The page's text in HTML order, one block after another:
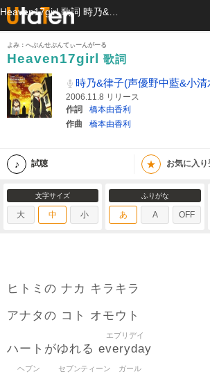
よみ：へぶんせぶんてぃーんがーる
Heaven17girl
歌詞
時乃&律子(声優野中藍&小清
2006.11.8 リリース
作詞
橋本由香利
作曲
橋本由香利
試聴 ★ お気に入り
文字サイズ
大 中 小
ふりがな
あ A OFF
ヒトミの ナカ キラキラ
アナタの コト オモウト
ハートがゆれる everyday
エブリデイ
ヘブン セブンティーン ガール